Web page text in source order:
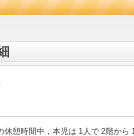
休憩時間中，本児は 1人で 2階か